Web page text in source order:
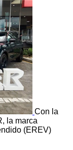
Con la
la marca
(EREV)